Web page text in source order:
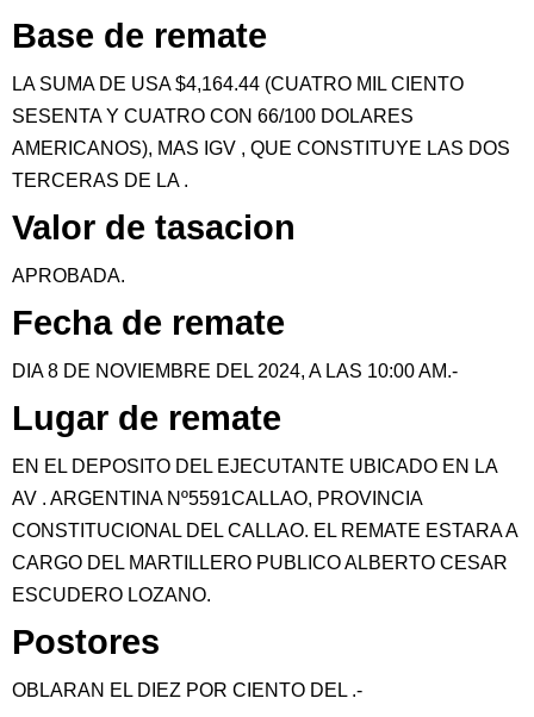
Base de remate
LA SUMA DE USA $4,164.44 (CUATRO MIL CIENTO
SESENTA Y CUATRO CON 66/100 DOLARES
AMERICANOS), MAS IGV , QUE CONSTITUYE LAS DOS
TERCERAS DE LA .
Valor de tasacion
APROBADA.
Fecha de remate
DIA 8 DE NOVIEMBRE DEL 2024, A LAS 10:00 AM.-
Lugar de remate
EN EL DEPOSITO DEL EJECUTANTE UBICADO EN LA
AV . ARGENTINA Nº5591CALLAO, PROVINCIA
CONSTITUCIONAL DEL CALLAO. EL REMATE ESTARA A
CARGO DEL MARTILLERO PUBLICO ALBERTO CESAR
ESCUDERO LOZANO.
Postores
OBLARAN EL DIEZ POR CIENTO DEL .-